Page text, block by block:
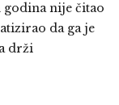
godina nije čitao
da ga je
drži